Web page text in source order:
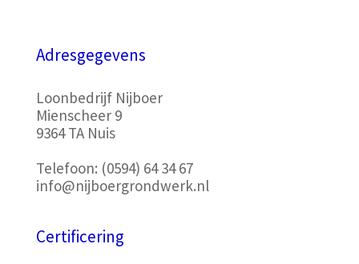
Adresgegevens
Loonbedrijf Nijboer
Mienscheer 9
9364 TA Nuis
Telefoon: (0594) 64 34 67
info@nijboergrondwerk.nl
Certificering